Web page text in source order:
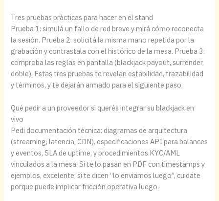
Tres pruebas prácticas para hacer en el stand
Prueba 1: simulá un fallo de red breve y mirá cómo reconecta
la sesión. Prueba 2: solicitá la misma mano repetida por la
grabación y contrastala con el histórico de la mesa. Prueba 3:
comproba las reglas en pantalla (blackjack payout, surrender,
doble). Estas tres pruebas te revelan estabilidad, trazabilidad
y términos, y te dejarán armado para el siguiente paso.
Qué pedir a un proveedor si querés integrar su blackjack en
vivo
Pedi documentación técnica: diagramas de arquitectura
(streaming, latencia, CDN), especificaciones API para balances
y eventos, SLA de uptime, y procedimientos KYC/AML
vinculados a la mesa. Si te lo pasan en PDF con timestamps y
ejemplos, excelente; si te dicen “lo enviamos luego”, cuidate
porque puede implicar fricción operativa luego.